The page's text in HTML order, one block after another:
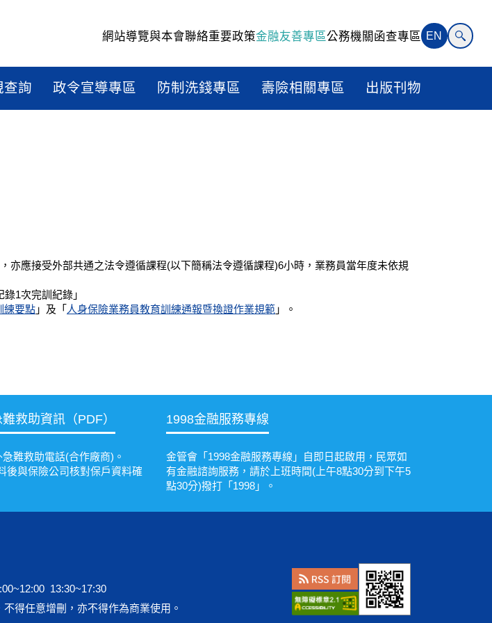
網站導覽與本會聯絡重要政策金融友善專區公務機關函查專區 EN
查詢 政令宣導專區 防制洗錢專區 壽險相關專區 出版刊物
亦應接受外部共通之法令遵循課程(以下簡稱法令遵循課程)6小時，業務員當年度未依規
1次完訓紀錄」
練要點 」及「 人身保險業務員教育訓練通報暨換證作業規範 」。
救助資訊（PDF）
難救助電話(合作廠商)。
後與保險公司核對保戶資料確
1998金融服務專線
金管會「1998金融服務專線」自即日起啟用，民眾如
有金融諮詢服務，請於上班時間(上午8點30分到下午5
點30分)撥打「1998」。
13:30~17:30
得任意增刪，亦不得作為商業使用。